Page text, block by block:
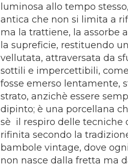
luminosa allo tempo
antica che non si limita a
ma la trattiene, la assorbe
la supreficie, restituendo
vellutata, attraversata da
sottili e impercettibili,
fosse emerso lentamente,
strato, anzichè essere
dipinto; è una porcellana
sè il respiro delle tecniche
rifinita secondo la
bambole vintage, dove
non nasce dalla fretta ma